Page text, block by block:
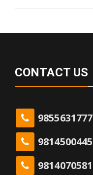
CONTACT US
9855631777
9814500445
9814070581